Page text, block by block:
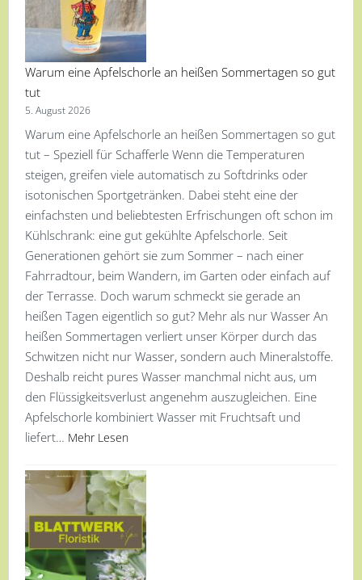
Warum eine Apfelschorle an heißen Sommertagen so gut
tut
5. August 2026
Warum eine Apfelschorle an heißen Sommertagen so gut
tut – Speziell für Schafferle Wenn die Temperaturen
steigen, greifen viele automatisch zu Softdrinks oder
isotonischen Sportgetränken. Dabei steht eine der
einfachsten und beliebtesten Erfrischungen oft schon im
Kühlschrank: eine gut gekühlte Apfelschorle. Seit
Generationen gehört sie zum Sommer – nach einer
Fahrradtour, beim Wandern, im Garten oder einfach auf
der Terrasse. Doch warum schmeckt sie gerade an
heißen Tagen eigentlich so gut? Mehr als nur Wasser An
heißen Sommertagen verliert unser Körper durch das
Schwitzen nicht nur Wasser, sondern auch Mineralstoffe.
Deshalb reicht pures Wasser manchmal nicht aus, um
den Flüssigkeitsverlust angenehm auszugleichen. Eine
Apfelschorle kombiniert Wasser mit Fruchtsaft und
liefert… Mehr Lesen